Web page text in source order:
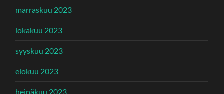
marraskuu 2023
lokakuu 2023
syyskuu 2023
elokuu 2023
heinäkuu 2023